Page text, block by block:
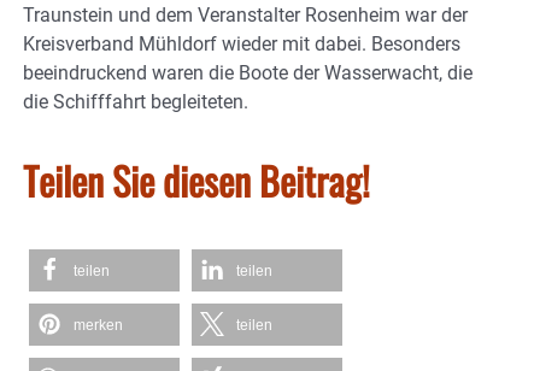
Traunstein und dem Veranstalter Rosenheim war der
Kreisverband Mühldorf wieder mit dabei. Besonders
beeindruckend waren die Boote der Wasserwacht, die
die Schifffahrt begleiteten.
Teilen Sie diesen Beitrag!
teilen teilen
merken teilen